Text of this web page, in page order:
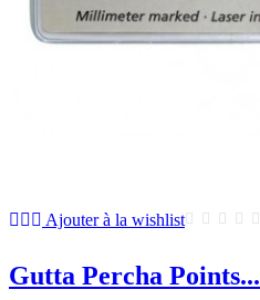
Ajouter à la wishlist
Gutta Percha Points...